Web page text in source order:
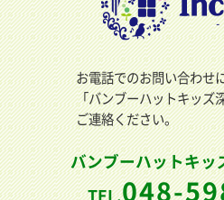
お電話でのお問い合わせ
「バンブーハットキッズ
ご連絡ください。
バンブーハットキッ
048-